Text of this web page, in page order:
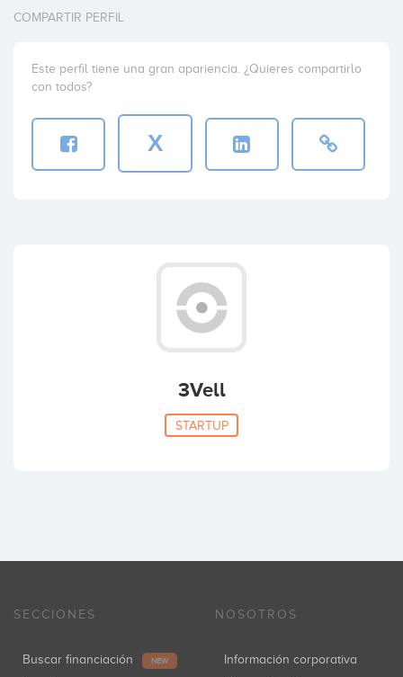
COMPARTIR PERFIL
Este perfil tiene una gran apariencia. ¿Quieres compartirlo
con todos?
X
3Vell
STARTUP
SECCIONES
Buscar financiación NEW
NOSOTROS
Información corporativa